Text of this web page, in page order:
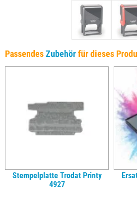
PassendesZubehörfür dieses
Stempelplatte Trodat Printy
4927